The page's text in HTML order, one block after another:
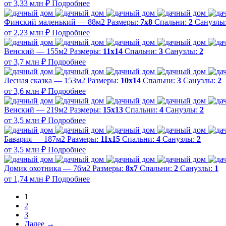
от 3,33 млн ₽ Подробнее
Финский маленький — 88м2 Размеры: 7х8 Спальни: 2
от 2,23 млн ₽ Подробнее
Венский — 155м2 Размеры: 11х14 Спальни: 3 Санузлы: 2
от 3,7 млн ₽ Подробнее
Лесная сказка — 153м2 Размеры: 10х14 Спальни: 3 Санузлы: 2
от 3,6 млн ₽ Подробнее
Венский — 219м2 Размеры: 15х13 Спальни: 4 Санузлы: 2
от 3,5 млн ₽ Подробнее
Бавария — 187м2 Размеры: 11х15 Спальни: 4 Санузлы: 2
от 3,5 млн ₽ Подробнее
Домик охотника — 76м2 Размеры: 8х7 Спальни: 2 Санузлы: 1
от 1,74 млн ₽ Подробнее
1
2
3
Далее →